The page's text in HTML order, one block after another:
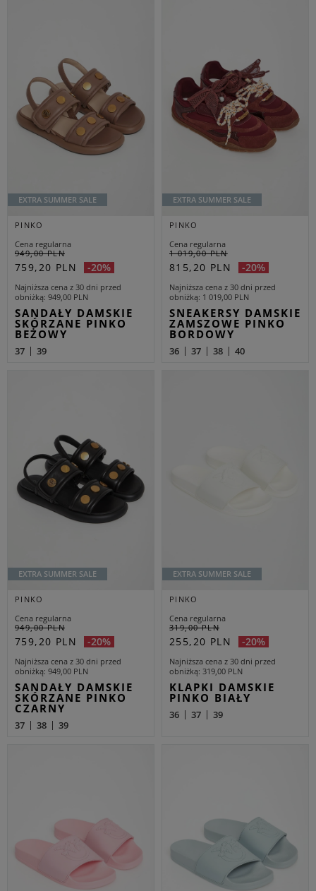
EXTRA SUMMER SALE
PINKO
Cena regularna
949,00 PLN
759,20 PLN -20%
Najniższa cena z 30 dni przed
obniżką 949,00 PLN
SANDAŁY DAMSKIE
SKÓRZANE PINKO
BEŻOWY
37 39
EXTRA SUMMER SALE
PINKO
Cena regularna
1 019,00 PLN
815,20 PLN -20%
Najniższa cena z 30 dni przed
obniżką 1 019,00 PLN
SNEAKERSY DAMSKIE
ZAMSZOWE PINKO
BORDOWY
36 37 38 40
EXTRA SUMMER SALE
PINKO
Cena regularna
949,00 PLN
759,20 PLN -20%
Najniższa cena z 30 dni przed
obniżką 949,00 PLN
SANDAŁY DAMSKIE
SKÓRZANE PINKO
CZARNY
37 38 39
EXTRA SUMMER SALE
PINKO
Cena regularna
319,00 PLN
255,20 PLN -20%
Najniższa cena z 30 dni przed
obniżką 319,00 PLN
KLAPKI DAMSKIE
PINKO BIAŁY
36 37 39